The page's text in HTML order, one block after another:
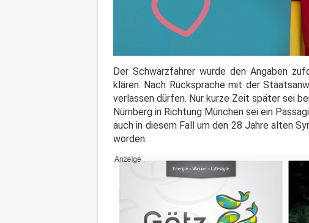
Der Schwarzfahrer wurde den Angaben
klären. Nach Rücksprache mit der
verlassen dürfen. Nur kurze Zeit später sei
Nürnberg in Richtung München sei ein
auch in diesem Fall um den 28 Jahre alten
worden.